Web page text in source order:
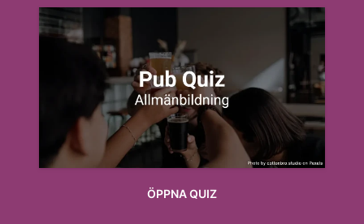
ÖPPNA QUIZ